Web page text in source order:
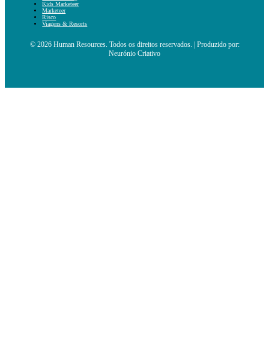
Kids Marketeer
Marketeer
Risco
Viagens & Resorts
© 2026 Human Resources. Todos os direitos reservados. | Produzido por:
Neurónio Criativo